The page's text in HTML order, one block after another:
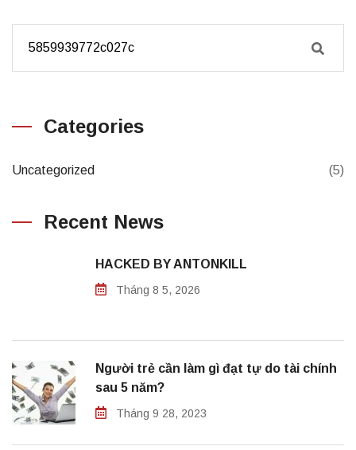
Categories
Uncategorized (5)
Recent News
HACKED BY ANTONKILL
Tháng 8 5, 2026
Người trẻ cần làm gì đạt tự do tài chính
sau 5 năm?
Tháng 9 28, 2023